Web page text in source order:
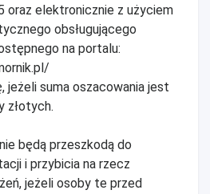
oraz elektronicznie z użyciem
obsługującego
na portalu:
jeżeli suma oszacowania jest
złotych.
będą przeszkodą do
i przybicia na rzecz
jeżeli osoby te przed